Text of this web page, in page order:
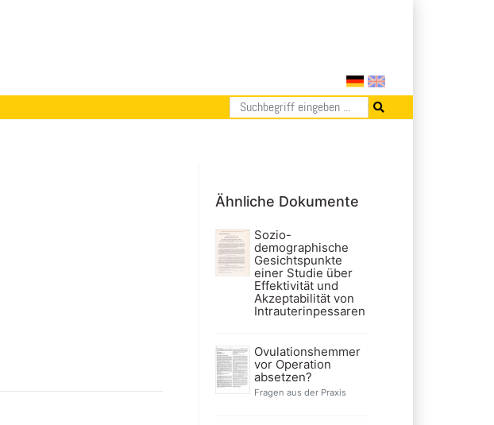
Ähnliche Dokumente
Sozio-
demographische
Gesichtspunkte
einer Studie über
Effektivität und
Akzeptabilität von
Intrauterinpessaren
Ovulationshemmer
vor Operation
absetzen?
Fragen aus der Praxis